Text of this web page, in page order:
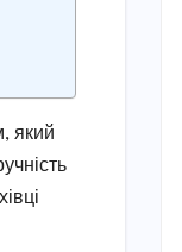
який